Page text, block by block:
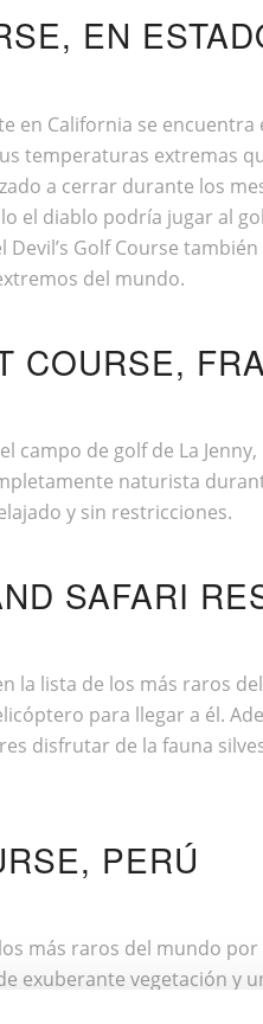
EN
en California se
temperaturas extremas
a cerrar durante los
el diablo podría jugar al
Golf Course
del mundo.
COURSE,
campo de golf de La
naturista
y sin restricciones.
SAFARI
la lista de los más raros
para llegar a él.
disfrutar de la fauna
PERÚ
más raros del mundo
exuberante vegetación y